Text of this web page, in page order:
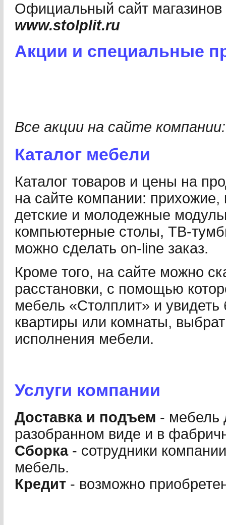
Официальный cайт
www.stolplit.ru
Акции и специальные
Все акции на сайте
Каталог мебели
Каталог товаров и цены на
на сайте компании: прихожие,
детские и молодежные
компьютерные столы, ТВ-
можно сделать on-line заказ.
Кроме того, на сайте можно
расстановки, с помощью
мебель «Столплит» и
квартиры или комнаты,
исполнения мебели.
Услуги компании
Доставка и подъем - мебель
разобранном виде и в
Сборка- сотрудники
мебель.
Кредит - возможно